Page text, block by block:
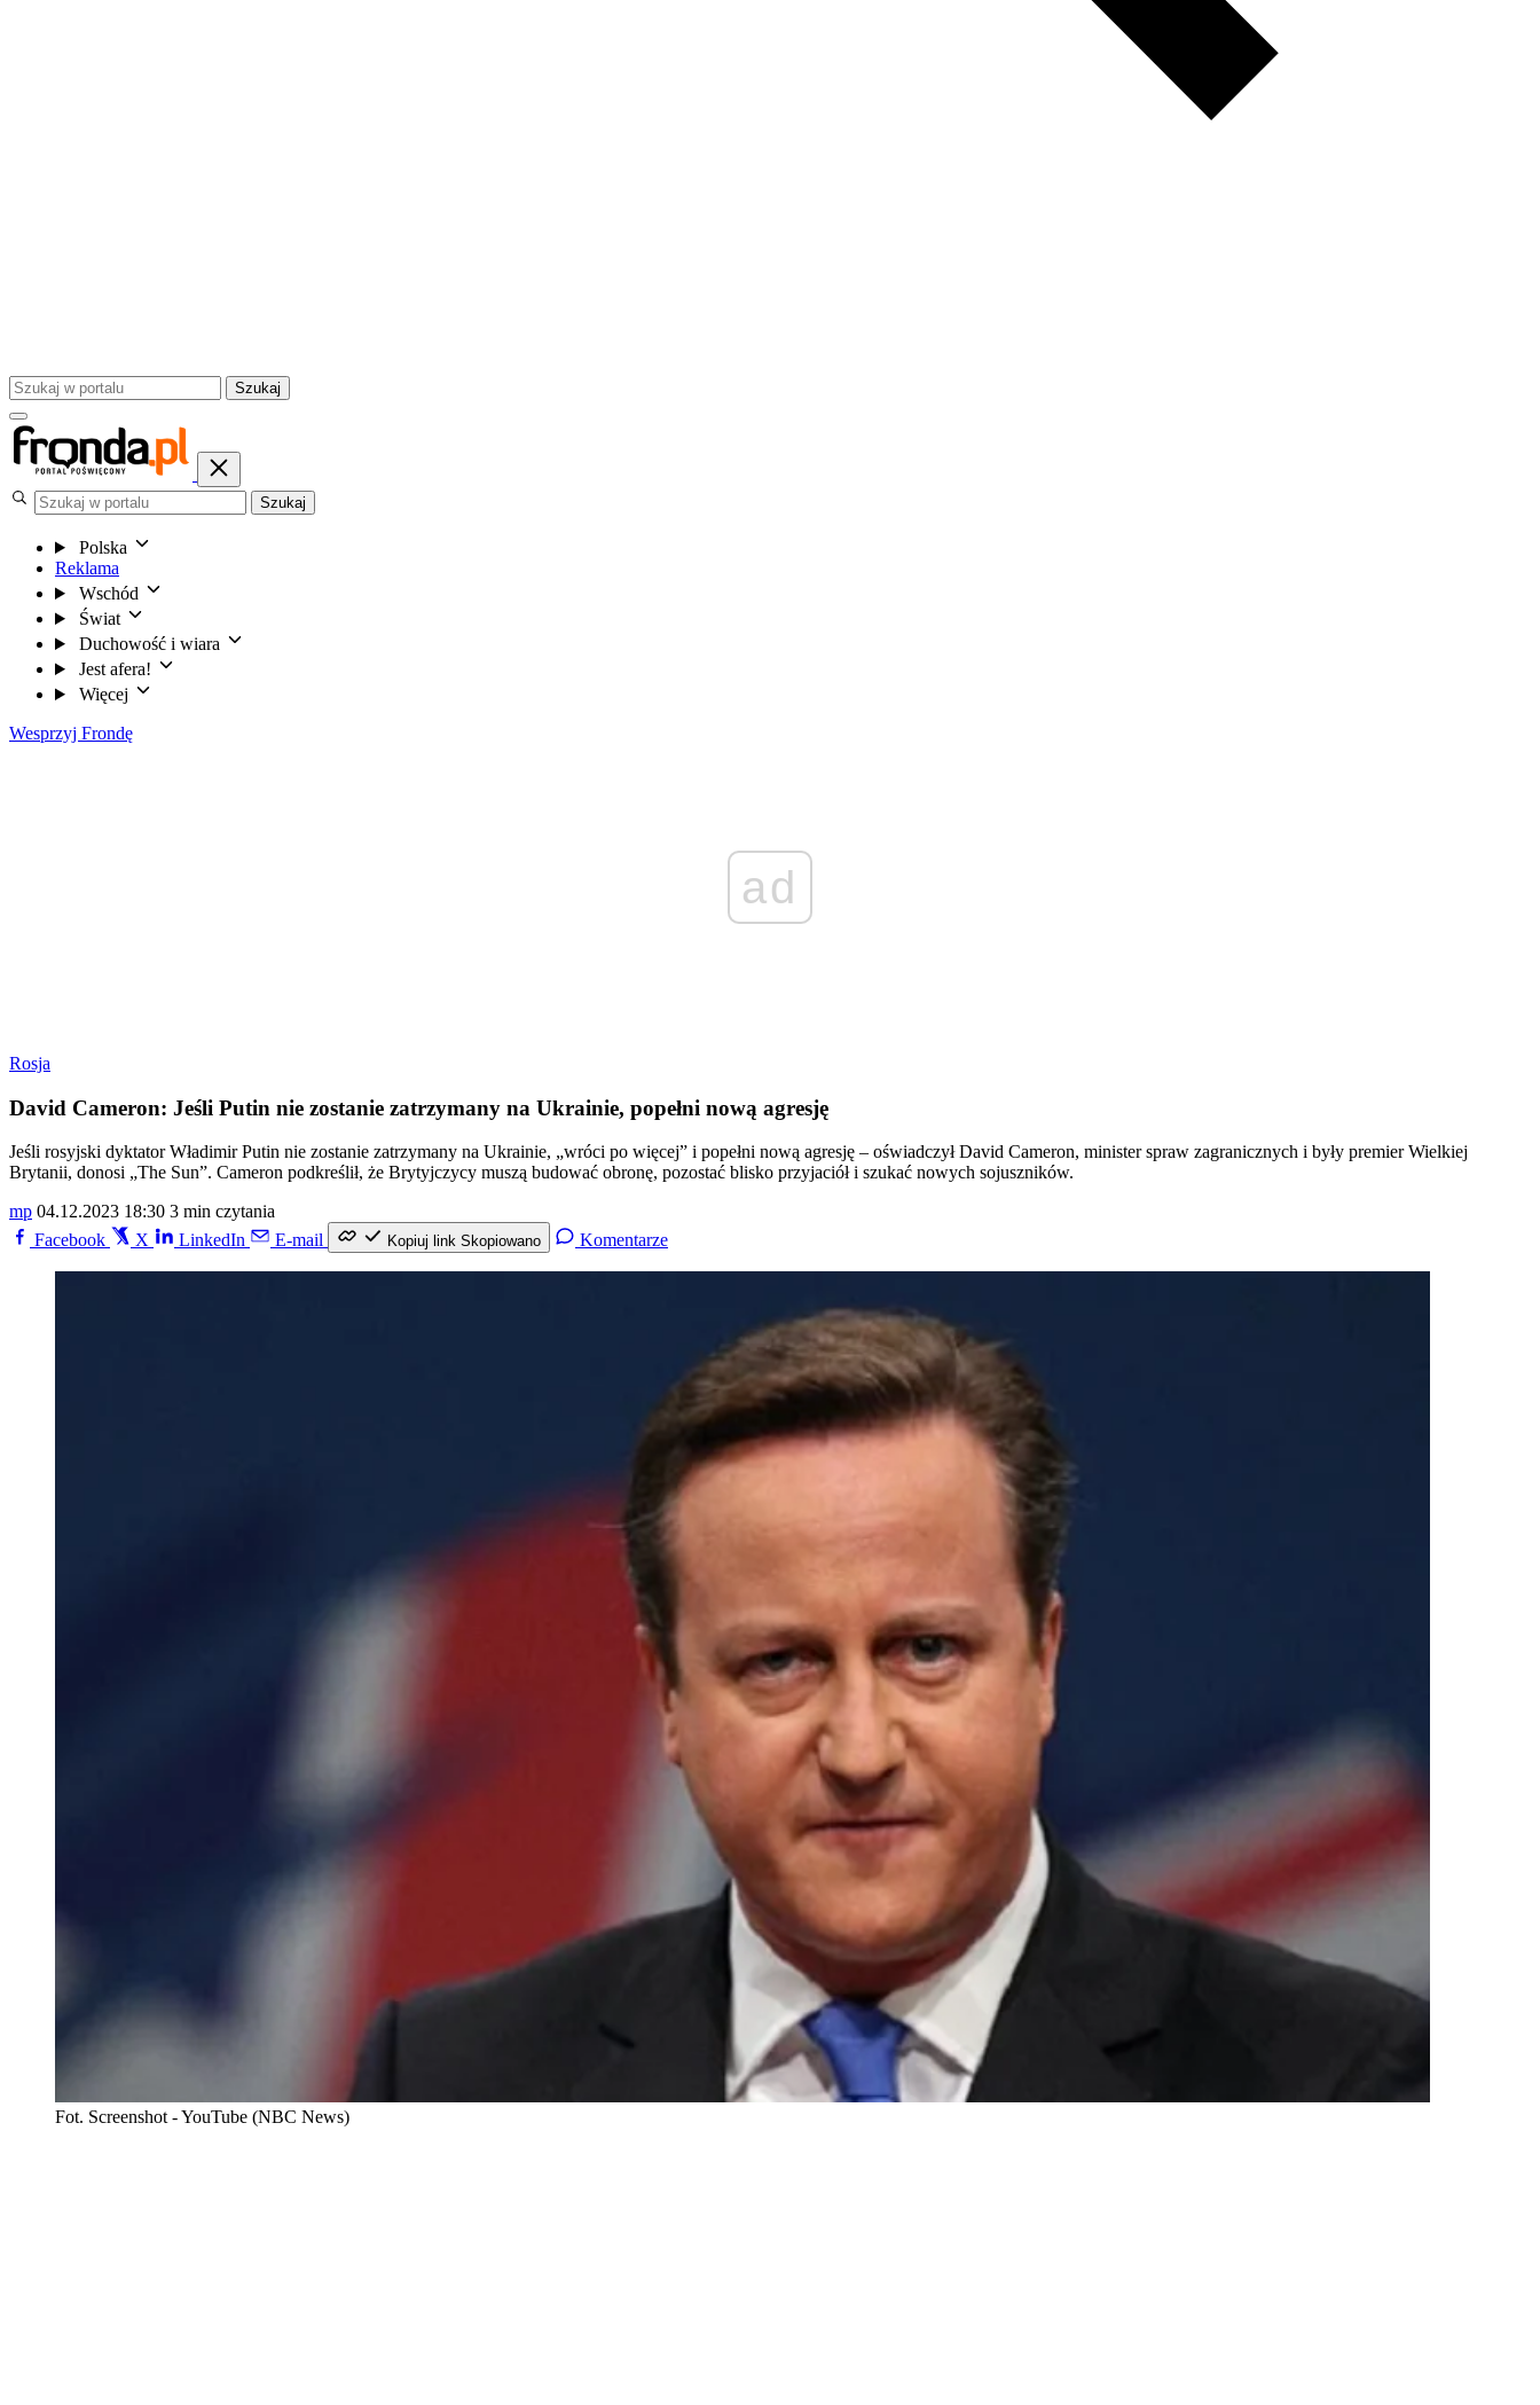
Szukaj
Szukaj
Polska
Reklama
Wschód
Świat
Duchowość i wiara
Jest afera!
Więcej
Wesprzyj Frondę
ad
Rosja
David Cameron: Jeśli Putin nie zostanie zatrzymany na Ukrainie, popełni nową agresję
Jeśli rosyjski dyktator Władimir Putin nie zostanie zatrzymany na Ukrainie, „wróci po więcej” i popełni nową agresję – oświadczył David Cameron, minister spraw zagranicznych i były premier Wielkiej
Brytanii, donosi „The Sun”. Cameron podkreślił, że Brytyjczycy muszą budować obronę, pozostać blisko przyjaciół i szukać nowych sojuszników.
mp 04.12.2023 18:30 3 min czytania
Facebook
X LinkedIn E-mail Kopiuj link Skopiowano Komentarze
Fot. Screenshot - YouTube (NBC News)